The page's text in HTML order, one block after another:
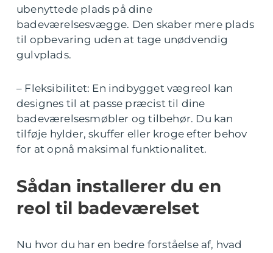
ubenyttede plads på dine
badeværelsesvægge. Den skaber mere plads
til opbevaring uden at tage unødvendig
gulvplads.
– Fleksibilitet: En indbygget vægreol kan
designes til at passe præcist til dine
badeværelsesmøbler og tilbehør. Du kan
tilføje hylder, skuffer eller kroge efter behov
for at opnå maksimal funktionalitet.
Sådan installerer du en
reol til badeværelset
Nu hvor du har en bedre forståelse af, hvad